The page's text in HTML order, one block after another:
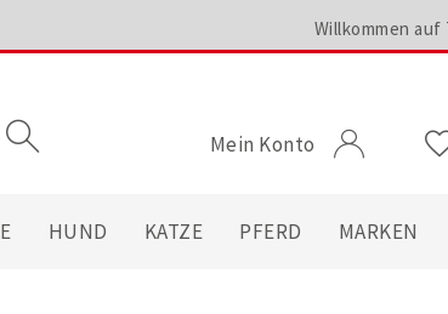
Willkommen
Mein Konto
HUND KATZE PFERD MARKEN